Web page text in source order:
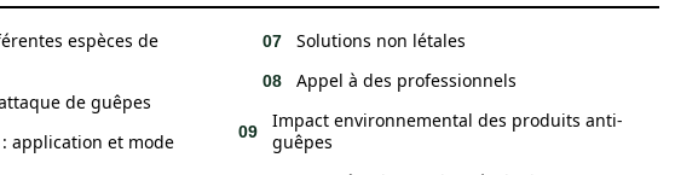
espèces de
de guêpes
application et mode
Solutions non létales
Appel à des professionnels
Impact environnemental des produits anti-
guêpes